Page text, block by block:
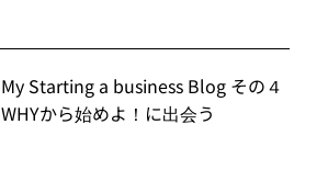
My Starting a business Blog その４
WHYから始めよ！に出会う